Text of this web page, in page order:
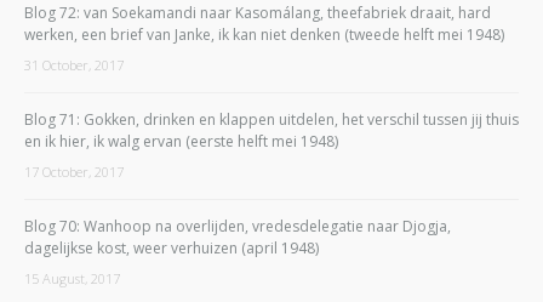
Blog 72: van Soekamandi naar Kasomálang, theefabriek draait, hard
werken, een brief van Janke, ik kan niet denken (tweede helft mei 1948)
31 October, 2017
Blog 71: Gokken, drinken en klappen uitdelen, het verschil tussen jij thuis
en ik hier, ik walg ervan (eerste helft mei 1948)
17 October, 2017
Blog 70: Wanhoop na overlijden, vredesdelegatie naar Djogja,
dagelijkse kost, weer verhuizen (april 1948)
15 August, 2017